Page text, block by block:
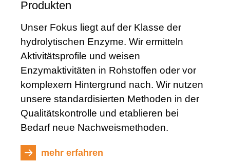
Produkten
Unser Fokus liegt auf der Klasse der
hydrolytischen Enzyme. Wir ermitteln
Aktivitätsprofile und weisen
Enzymaktivitäten in Rohstoffen oder vor
komplexem Hintergrund nach. Wir nutzen
unsere standardisierten Methoden in der
Qualitätskontrolle und etablieren bei
Bedarf neue Nachweismethoden.
mehr erfahren